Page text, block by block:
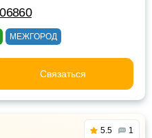
МЕЖГОРОД
Связаться
5.5 1